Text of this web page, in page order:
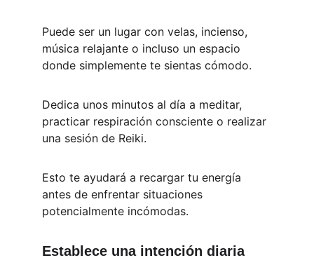
Puede ser un lugar con velas, incienso,
música relajante o incluso un espacio
donde simplemente te sientas cómodo.
Dedica unos minutos al día a meditar,
practicar respiración consciente o realizar
una sesión de Reiki.
Esto te ayudará a recargar tu energía
antes de enfrentar situaciones
potencialmente incómodas.
Establece una intención diaria